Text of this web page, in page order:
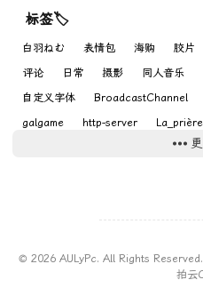
游戏
Photos
标签🏷
白羽ねむ 表情包 海购 胶片
评论
日常 摄影 同人音乐
自定义字体
BroadcastChannel
galgame
http-server La_prière
© 2026 AULyPc. All Rights
拍云